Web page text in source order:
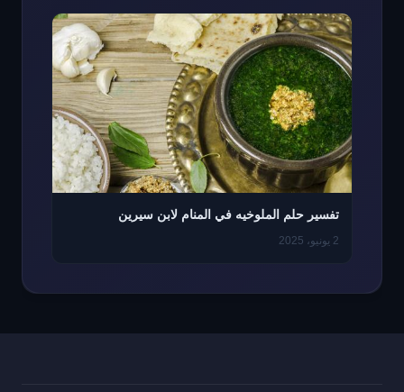
تفسير حلم الملوخيه في المنام لابن سيرين
2 يونيو، 2025